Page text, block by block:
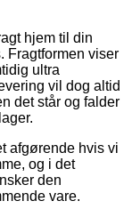
hjem til din
Fragtformen viser
ultra
vil dog altid
det står og falder
afgørende hvis vi
og i det
den
vare.